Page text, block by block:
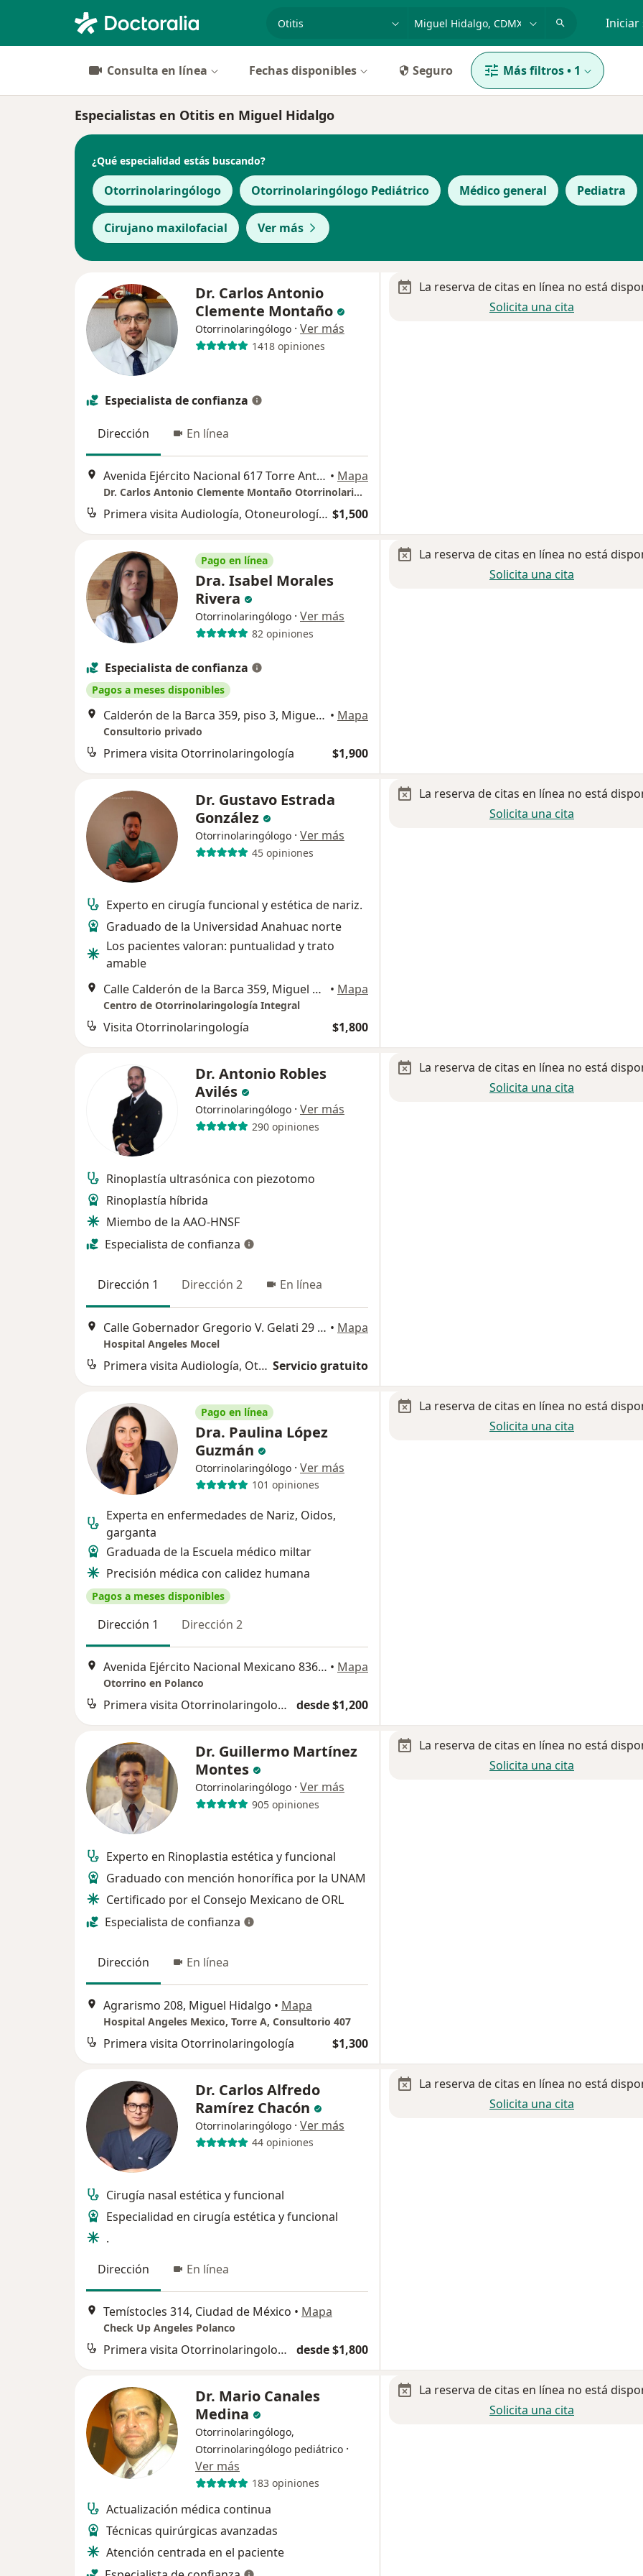
Iniciar
Consulta en línea Fechas disponibles Seguro Más filtros• 1
Especialistas en Otitis en Miguel Hidalgo
¿Qué especialidad estás buscando?
Otorrinolaringólogo Otorrinolaringólogo Pediátrico Médico general Pediatra
Cirujano maxilofacial Ver más
Dr. Carlos Antonio
Clemente Montaño
Otorrinolaringólogo · Ver más
1418 opiniones
Especialista de confianza
Dirección En línea
Avenida Ejército Nacional 617 Torre Antigua 9no Piso 904, Ciudad de México • Mapa
Dr. Carlos Antonio Clemente Montaño Otorrinolaringología y Plástica Facial
Primera visita Audiología, Otoneurología y Foniatría $1,500
La reserva de citas en línea no está
Solicita una cita
Pago en línea
Dra. Isabel Morales
Rivera
Otorrinolaringólogo · Ver más
82 opiniones
Especialista de confianza
Pagos a meses disponibles
Calderón de la Barca 359, piso 3, Miguel Hidalgo • Mapa
Consultorio privado
Primera visita Otorrinolaringología $1,900
La reserva de citas en línea no está
Solicita una cita
Dr. Gustavo Estrada
González
Otorrinolaringólogo · Ver más
45 opiniones
Experto en cirugía funcional y estética de nariz.
Graduado de la Universidad Anahuac norte
Los pacientes valoran: puntualidad y trato
amable
Calle Calderón de la Barca 359, Miguel Hidalgo
• Mapa
Centro de Otorrinolaringología Integral
Visita Otorrinolaringología $1,800
La reserva de citas en línea no está
Solicita una cita
Dr. Antonio Robles
Avilés
Otorrinolaringólogo · Ver más
290 opiniones
Rinoplastía ultrasónica con piezotomo
Rinoplastía híbrida
Miembo de la AAO-HNSF
Especialista de confianza
Dirección 1 Dirección 2 En línea
Calle Gobernador Gregorio V. Gelati 29 consultorio 108, Ciudad de México • Mapa
Hospital Angeles Mocel
Primera visita Audiología, Otoneurología y Foniatría Servicio gratuito
La reserva de citas en línea no está
Solicita una cita
Pago en línea
Dra. Paulina López
Guzmán
Otorrinolaringólogo · Ver más
101 opiniones
Experta en enfermedades de Nariz, Oidos,
garganta
Graduada de la Escuela médico miltar
Precisión médica con calidez humana
Pagos a meses disponibles
Dirección 1 Dirección 2
Avenida Ejército Nacional Mexicano 836, Miguel Hidalgo • Mapa
Otorrino en Polanco
Primera visita Otorrinolaringología desde $1,200
La reserva de citas en línea no está
Solicita una cita
Dr. Guillermo Martínez
Montes
Otorrinolaringólogo · Ver más
905 opiniones
Experto en Rinoplastia estética y funcional
Graduado con mención honorífica por la UNAM
Certificado por el Consejo Mexicano de ORL
Especialista de confianza
Dirección En línea
Agrarismo 208, Miguel Hidalgo • Mapa
Hospital Angeles Mexico, Torre A, Consultorio 407
Primera visita Otorrinolaringología $1,300
La reserva de citas en línea no está
Solicita una cita
Dr. Carlos Alfredo
Ramírez Chacón
Otorrinolaringólogo · Ver más
44 opiniones
Cirugía nasal estética y funcional
Especialidad en cirugía estética y funcional
.
Dirección
En línea
Temístocles 314, Ciudad de México • Mapa
Check Up Angeles Polanco
Primera visita Otorrinolaringología desde $1,800
La reserva de citas en línea no está
Solicita una cita
Dr. Mario Canales
Medina
Otorrinolaringólogo,
Otorrinolaringólogo pediátrico ·
Ver más
183 opiniones
Actualización médica continua
Técnicas quirúrgicas avanzadas
Atención centrada en el paciente
La reserva de citas en línea no está
Solicita una cita